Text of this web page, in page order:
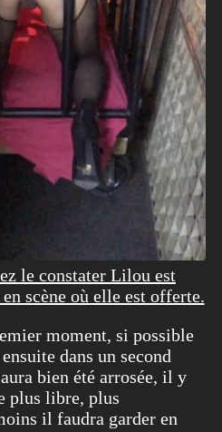
le constater Lilou est
scène où elle est offerte.
moment, si possible
dans un second
bien été arrosée, il y
plus libre, plus
il faudra garder en